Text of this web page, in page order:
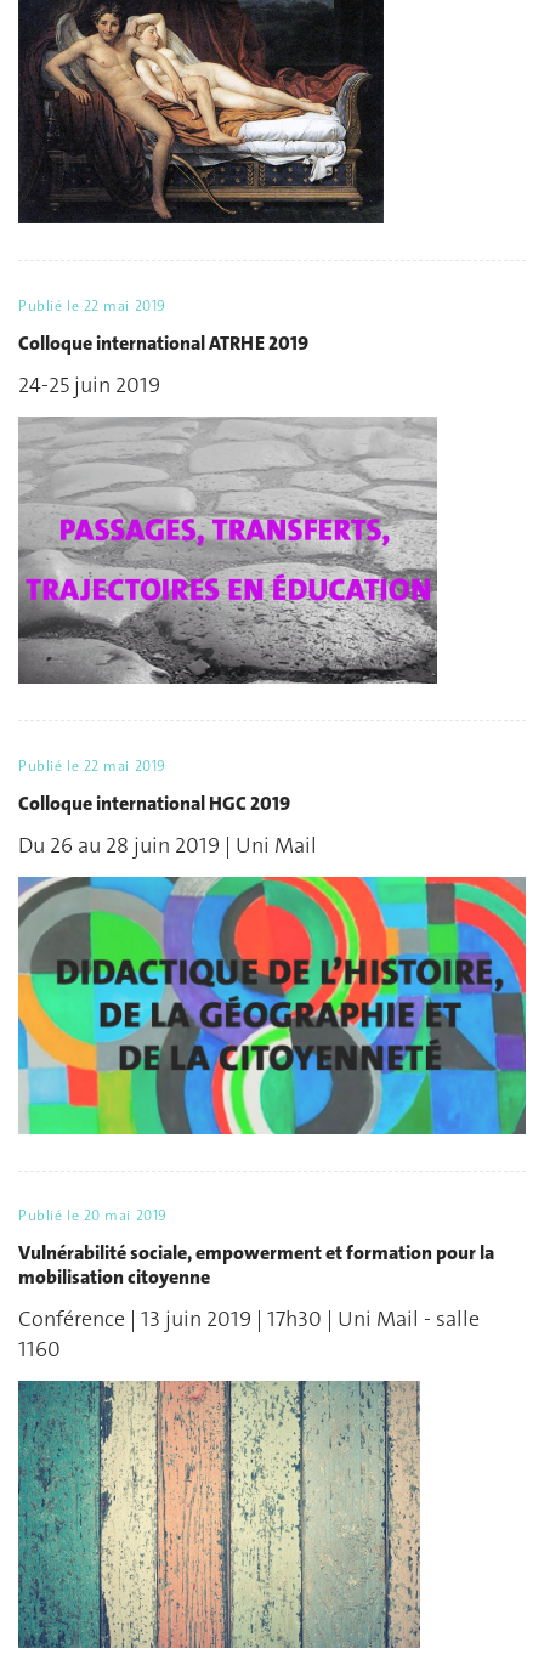
Publié le 22 mai 2019
Colloque international ATRHE 2019
24-25 juin 2019
Publié le 22 mai 2019
Colloque international HGC 2019
Du 26 au 28 juin 2019 | Uni Mail
Publié le 20 mai 2019
Vulnérabilité sociale, empowerment et formation pour la
mobilisation citoyenne
Conférence | 13 juin 2019 | 17h30 | Uni Mail - salle
1160